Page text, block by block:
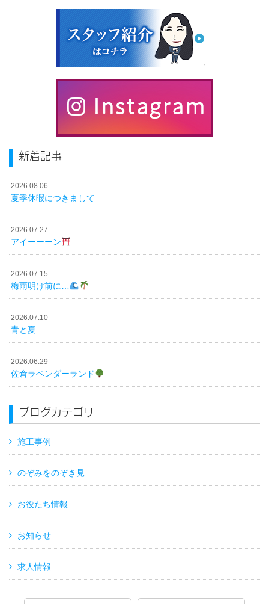
新着記事
2026.08.06
夏季休暇につきまして
2026.07.27
アイーーーン
2026.07.15
梅雨明け前に…
2026.07.10
青と夏
2026.06.29
佐倉ラベンダーランド
ブログカテゴリ
施工事例
のぞみをのぞき見
お役たち情報
お知らせ
求人情報